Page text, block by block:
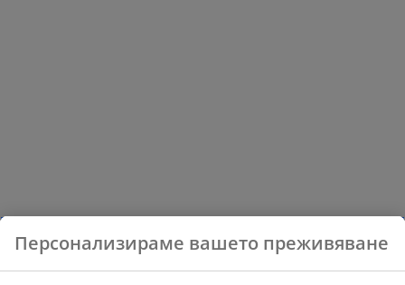
Персонализираме вашето преживяване